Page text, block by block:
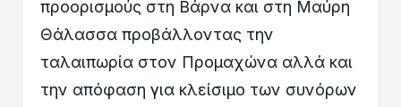
προορισμούς στη Βάρνα και στη Μαύρη
Θάλασσα προβάλλοντας την
ταλαιπωρία στον Προμαχώνα αλλά και
την απόφαση για κλείσιμο των συνόρων